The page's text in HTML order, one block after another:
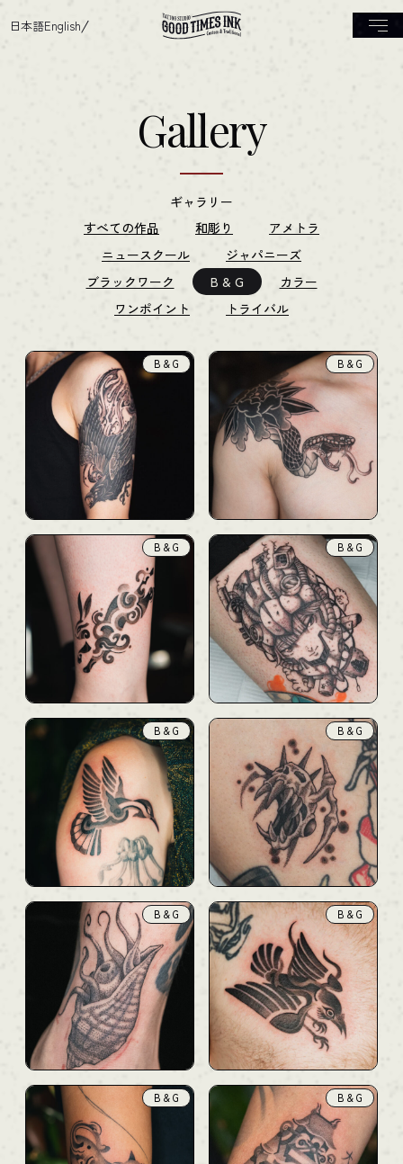
日本語English
Gallery
ギャラリー
すべての作品
和彫り
アメトラ
ニュースクール
ジャパニーズ
ブラックワーク
B & G
カラー
ワンポイント
トライバル
B & G B & G
B & G B & G
B & G B & G
B & G B & G
B & G B & G